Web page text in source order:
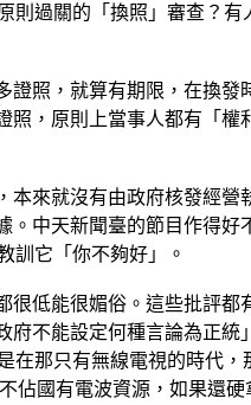
則過關的「換照」審查？有
照，就算有期限，在換發
，原則上當事人都有「權
來就沒有由政府核發經營
中天新聞臺的節目作得好
訓它「你不夠好」。
低能很媚俗。這些批評都
不能設定何種言論為正統
在那只有無線電視的時代，
佔國有電波資源，如果還